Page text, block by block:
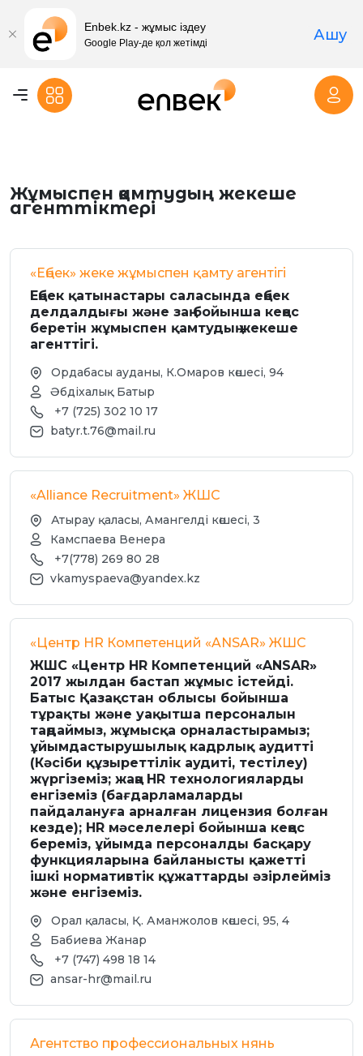
Жұмыспен қамтудың жекеше
агенттiктері
«Еңбек» жеке жұмыспен қамту агентігі
Еңбек қатынастары саласында еңбек
делдалдығы және заң бойынша кеңес
беретін жұмыспен қамтудың жекеше
агенттігі.
Ордабасы ауданы, К.Омаров көшесі, 94
Әбдіхалық Батыр
+7 (725) 302 10 17
batyr.t.76@mail.ru
«Alliance Recruitment» ЖШС
Атырау қаласы, Амангелді көшесі, 3
Камспаева Венера
+7(778) 269 80 28
vkamyspaeva@yandex.kz
«Центр HR Компетенций «ANSAR» ЖШС
ЖШС «Центр HR Компетенций «ANSAR»
2017 жылдан бастап жұмыс істейді.
Батыс Қазақстан облысы бойынша
тұрақты және уақытша персоналын
таңдаймыз, жұмысқа орналастырамыз;
ұйымдастырушылық кадрлық аудитті
(Кәсіби құзыреттілік аудиті, тестілеу)
жүргіземіз; жаңа HR технологияларды
енгіземіз (бағдарламаларды
пайдалануға арналған лицензия болған
кезде); HR мәселелері бойынша кеңес
береміз, ұйымда персоналды басқару
функцияларына байланысты қажетті
ішкі нормативтік құжаттарды әзірлейміз
және енгіземіз.
Орал қаласы, Қ. Аманжолов көшесі, 95, 4
Бабиева Жанар
+7 (747) 498 18 14
ansar-hr@mail.ru
Агентство профессиональных нянь
Enbek.kz - жұмыс іздеу
Google Play-де қол жетімді Ашу